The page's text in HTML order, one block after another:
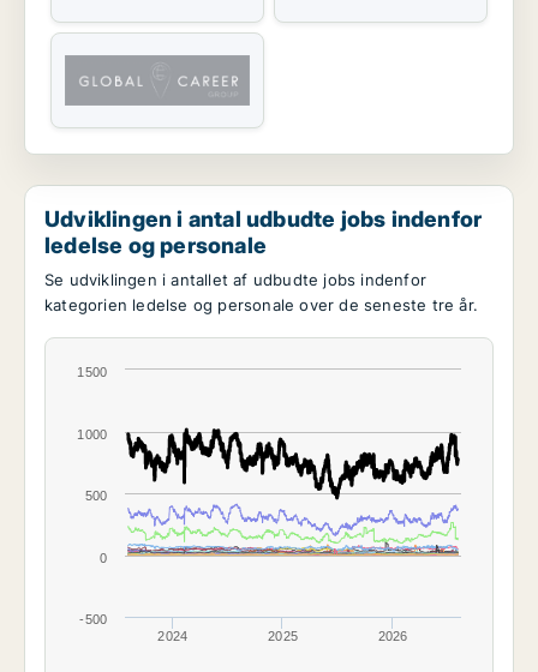
Udviklingen i antal udbudte jobs indenfor
ledelse og personale
Se udviklingen i antallet af udbudte jobs indenfor
kategorien ledelse og personale over de seneste tre år.
2024 2025 2026
0
1000
-500
500
1500